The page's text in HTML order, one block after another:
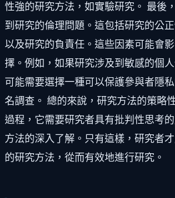
性強的研究方法，如實驗研究。 最後
到研究的倫理問題。這包括研究的公
以及研究的負責任。這些因素可能會
擇。例如，如果研究涉及到敏感的個
可能需要選擇一種可以保護參與者隱
名調查。 總的來說，研究方法的策略
過程，它需要研究者具有批判性思考
方法的深入了解。只有這樣，研究者
的研究方法，從而有效地進行研究。